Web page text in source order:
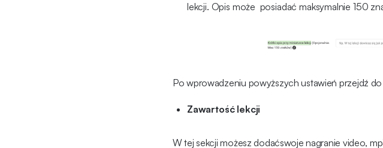
lekcji. Opis może posiadać maksymalnie 150
Po wprowadzeniu powyższych ustawień przejdź do
Zawartość lekcji
W tej sekcji możesz dodaćswoje nagranie video,